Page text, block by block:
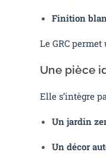
Finition
Le GRC
Une pièce
Elle s’intègre
Un jardin
Un décor